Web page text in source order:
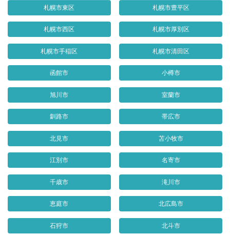
札幌市東区 札幌市豊平区
札幌市西区 札幌市厚別区
札幌市手稲区 札幌市清田区
函館市 小樽市
旭川市 室蘭市
釧路市 帯広市
北見市 苫小牧市
江別市 名寄市
千歳市 滝川市
恵庭市 北広島市
石狩市 北斗市